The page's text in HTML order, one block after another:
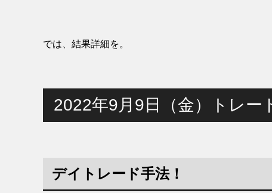
では、結果詳細を。
2022年9月9日（金）トレー
デイトレード手法！